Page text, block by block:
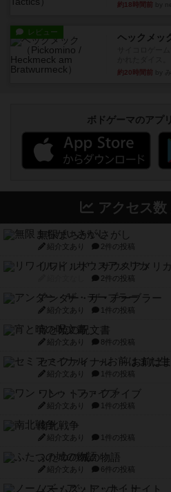
約18時間前
レビュー ヘックメッ
約20時間前
ボドゲーマのアプ
アクセス数
無限まちがいさがし
紹介文あり 2件の投稿
リワイルド：サウスアメリカ
2件の投稿
アンダー・ザ・テーブラー
紹介文あり 1件の投稿
宵と暁の呪文書
紹介文あり 8件の投稿
セミファイナル ～お前はま
紹介文あり 1件の投稿
ワン・トゥ・ファイブ
紹介文あり 1件の投稿
南北戦争
紹介文あり 1件の投稿
ふたつの城の物語
紹介文あり 6件の投稿
ノームズ・アット・ナイト